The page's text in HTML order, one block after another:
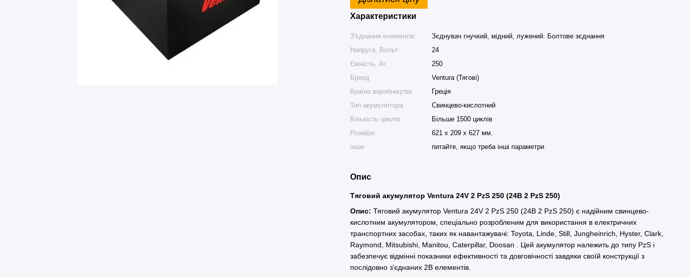
Характеристики
З'єднання елементів:
Зєднувач гнучкий, мідний, лужений. Болтове зєднання
Напруга, Вольт:
24
Ємність, Аг:
250
Бренд
Ventura (Тягові)
Країна виробництва
Греція
Тип акумулятора
Свинцево-кислотний
Кількість циклів:
Більше 1500 циклів
Розміри:
621 х 209 х 627 мм.
інше
питайте, якщо треба інші параметри
Опис
Тяговий акумулятор Ventura 24V 2 PzS 250 (24В 2 PzS 250)
Опис: Тяговий акумулятор Ventura 24V 2 PzS 250 (24В 2 PzS 250) є надійним свинцево-
кислотним акумулятором, спеціально розробленим для використання в електричних
транспортних засобах, таких як навантажувачі: Toyota, Linde, Still, Jungheinrich, Hyster, Clark,
Raymond, Mitsubishi, Manitou, Caterpillar, Doosan . Цей акумулятор належить до типу PzS і
забезпечує відмінні показники ефективності та довговічності завдяки своїй конструкції з
послідовно з'єднаних 2В елементів.